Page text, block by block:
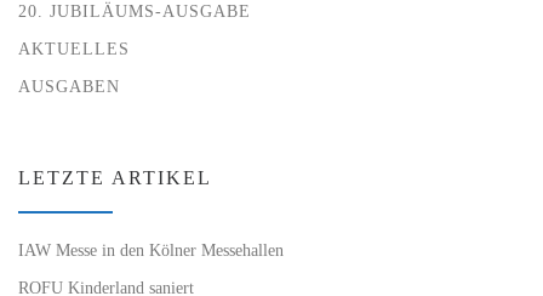
20. JUBILÄUMS-AUSGABE
AKTUELLES
AUSGABEN
LETZTE ARTIKEL
IAW Messe in den Kölner Messehallen
ROFU Kinderland saniert